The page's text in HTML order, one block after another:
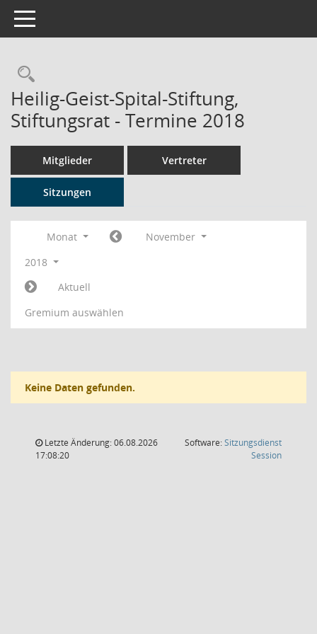
Toggle navigation
Rechercheauswahl
Heilig-Geist-Spital-Stiftung,
Stiftungsrat - Termine 2018
Mitglieder Vertreter
Sitzungen
Monat
November
2018
Aktuell
Gremium auswählen
Keine Daten gefunden.
Letzte Änderung: 06.08.2026
17:08:20
Software:Sitzungsdienst
Session(Wird in